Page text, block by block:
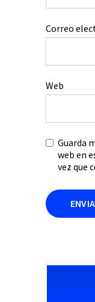
Correo
Web
Guarda
web en
vez que